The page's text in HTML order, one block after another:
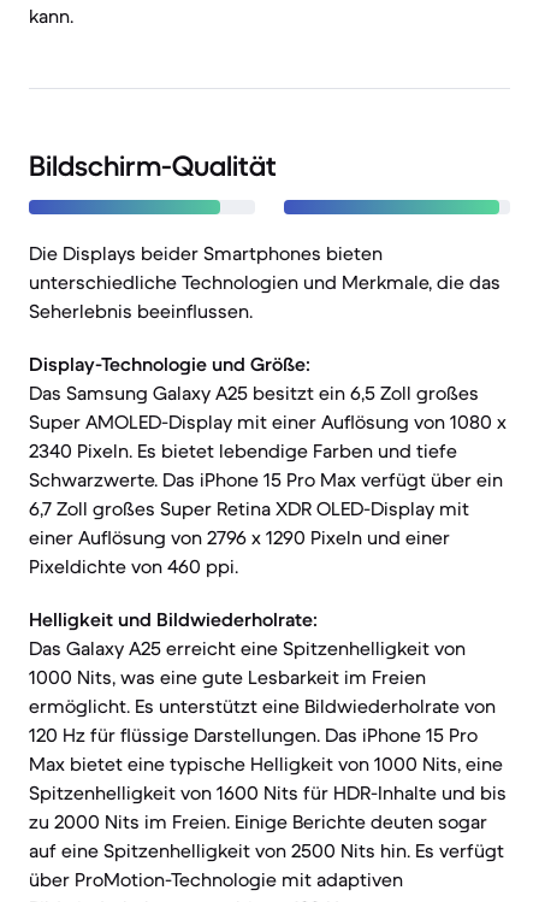
kann.
Bildschirm-Qualität
Die Displays beider Smartphones bieten
unterschiedliche Technologien und Merkmale, die das
Seherlebnis beeinflussen.
Display-Technologie und Größe:
Das Samsung Galaxy A25 besitzt ein 6,5 Zoll großes
Super AMOLED-Display mit einer Auflösung von 1080 x
2340 Pixeln. Es bietet lebendige Farben und tiefe
Schwarzwerte. Das iPhone 15 Pro Max verfügt über ein
6,7 Zoll großes Super Retina XDR OLED-Display mit
einer Auflösung von 2796 x 1290 Pixeln und einer
Pixeldichte von 460 ppi.
Helligkeit und Bildwiederholrate:
Das Galaxy A25 erreicht eine Spitzenhelligkeit von
1000 Nits, was eine gute Lesbarkeit im Freien
ermöglicht. Es unterstützt eine Bildwiederholrate von
120 Hz für flüssige Darstellungen. Das iPhone 15 Pro
Max bietet eine typische Helligkeit von 1000 Nits, eine
Spitzenhelligkeit von 1600 Nits für HDR-Inhalte und bis
zu 2000 Nits im Freien. Einige Berichte deuten sogar
auf eine Spitzenhelligkeit von 2500 Nits hin. Es verfügt
über ProMotion-Technologie mit adaptiven